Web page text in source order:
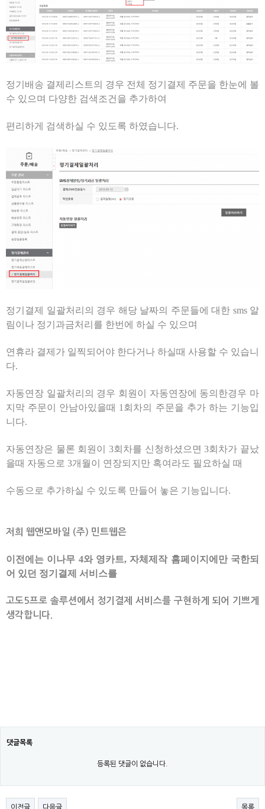
정기배송 결제리스트의 경우 전체 정기결제 주문을 한눈에 볼
수 있으며 다양한 검색조건을 추가하여
편리하게 검색하실 수 있도록 하였습니다.
정기결제 일괄처리의 경우 해당 날짜의 주문들에 대한 sms 알
림이나 정기과금처리를 한번에 하실 수 있으며
연휴라 결제가 일찍되어야 한다거나 하실때 사용할 수 있습니
다.
자동연장 일괄처리의 경우 회원이 자동연장에 동의한경우 마
지막 주문이 안남아있을때 1회차의 주문을 추가 하는 기능입
니다.
자동연장은 물론 회원이 3회차를 신청하셨으면 3회차가 끝났
을때 자동으로 3개월이 연장되지만 혹여라도 필요하실 때
수동으로 추가하실 수 있도록 만들어 놓은 기능입니다.
저희 웹앤모바일 (주) 민트웹은
이전에는 이나무 4와 영카트, 자체제작 홈페이지에만 국한되
어 있던 정기결제 서비스를
고도5프로 솔루션에서 정기결제 서비스를 구현하게 되어 기쁘게
생각합니다.
댓글목록
등록된 댓글이 없습니다.
이전글 다음글 목록